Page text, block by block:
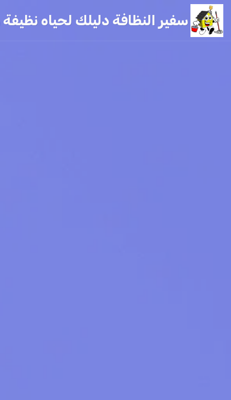
سفير النظافة دليلك لحياه